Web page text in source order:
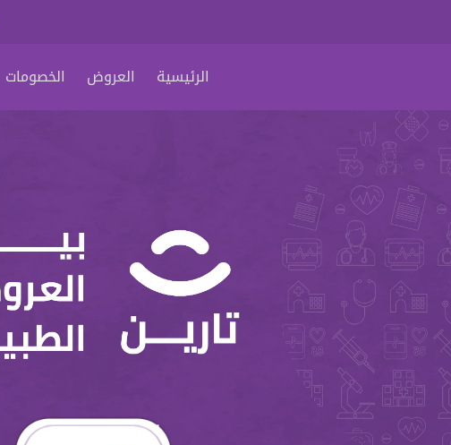
الرئيسية العروض الخصومات